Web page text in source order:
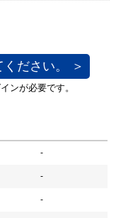
ださい。 ＞
-
-
-